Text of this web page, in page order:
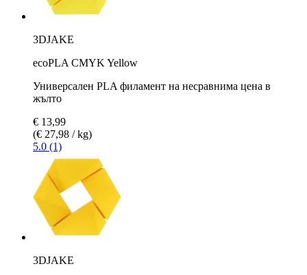
3DJAKE
ecoPLA CMYK Yellow
Универсален PLA филамент на несравнима цена в
жълто
€ 13,99
(€ 27,98 / kg)
5.0 (1)
3DJAKE